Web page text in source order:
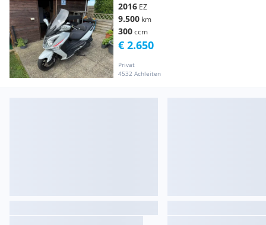
2016 EZ
9.500 km
300ccm
Privat
4532 Achleiten
€ 2.650